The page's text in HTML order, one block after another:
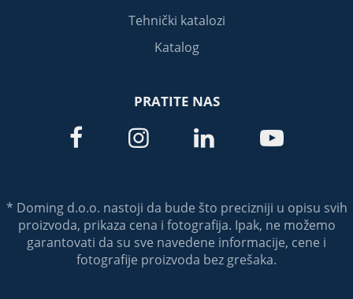
Tehnički katalozi
Katalog
PRATITE NAS
   
* Doming d.o.o. nastoji da bude što precizniji u opisu svih
proizvoda, prikaza cena i fotografija. Ipak, ne možemo
garantovati da su sve navedene informacije, cene i
fotografije proizvoda bez grešaka.